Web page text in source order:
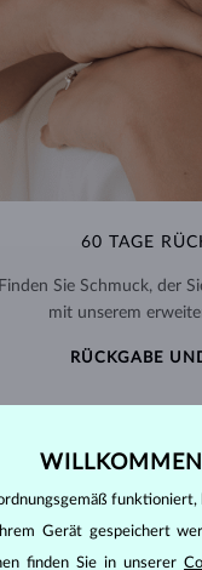
60 TAGE
Finden Sie Schmuck, der
mit unserem
RÜCKGABE
DIAMANT
die grundsätzlichen
Gerät gespeichert
finden Sie in unserer